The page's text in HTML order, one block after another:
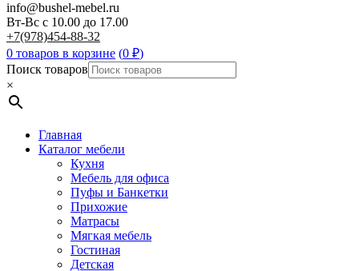
info@bushel-mebel.ru
Вт-Вс c 10.00 до 17.00
+7(978)454-88-32
0 товаров в корзине (0 ₽)
Поиск товаров
×
Главная
Каталог мебели
Кухня
Мебель для офиса
Пуфы и Банкетки
Прихожие
Матрасы
Мягкая мебель
Гостиная
Детская